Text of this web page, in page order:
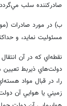
صادركننده سلب
ب) در مورد صادرات
مسئوليت نمايد، و
نقطه‌اي كه در آن
دولت‌هاي ذيربط
را، در قبال مواد
زميني يا هوايي آن